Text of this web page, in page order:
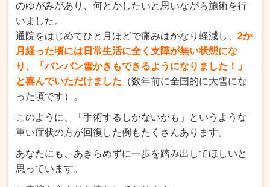
のゆがみがあり、何とかしたいと思いながら施術を行
いました。
通院をはじめてひと月ほどで痛みはかなり軽減し、2か
月経った頃には日常生活に全く支障が無い状態にな
り、「バンバン雪かきもできるようになりました！」
と喜んでいただけました （数年前に全国的に大雪にな
った頃です）。
このように、「手術するしかないかも」というような
重い症状の方が回復した例もたくさんあります。
あなたにも、あきらめずに一歩を踏み出してほしいと
思っています。